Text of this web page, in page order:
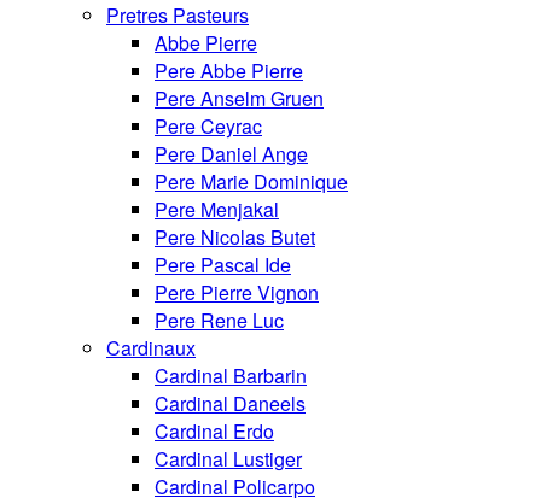
Pretres Pasteurs
Abbe Pierre
Pere Abbe Pierre
Pere Anselm Gruen
Pere Ceyrac
Pere Daniel Ange
Pere Marie Dominique
Pere Menjakal
Pere Nicolas Butet
Pere Pascal Ide
Pere Pierre Vignon
Pere Rene Luc
Cardinaux
Cardinal Barbarin
Cardinal Daneels
Cardinal Erdo
Cardinal Lustiger
Cardinal Policarpo